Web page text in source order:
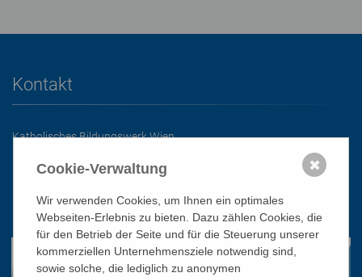
Kontakt
Katholisches Bildungswerk Wien
1010 Wien, Stephansplatz 3
office@bildungswerk.at
Cookie-Verwaltung
Wir verwenden Cookies, um Ihnen ein optimales
Webseiten-Erlebnis zu bieten. Dazu zählen Cookies, die
für den Betrieb der Seite und für die Steuerung unserer
kommerziellen Unternehmensziele notwendig sind,
sowie solche, die lediglich zu anonymen
✖